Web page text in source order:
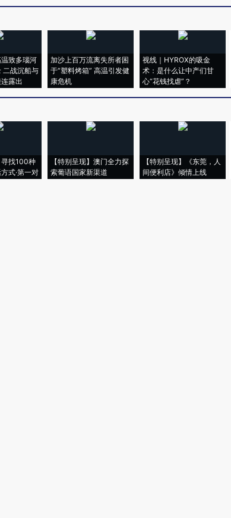
致多瑙河
二战沉船与
露出
加沙上百万流离失所者困
于“塑料烤箱” 高温引发健
康危机
视线｜HYROX的吸金
术：是什么让中产们甘
心“花钱找虐”？
寻找100种
式·第一对
【特别呈现】澳门全力探
索葡语国家新渠道
【特别呈现】《东莞，人
间便利店》倾情上线